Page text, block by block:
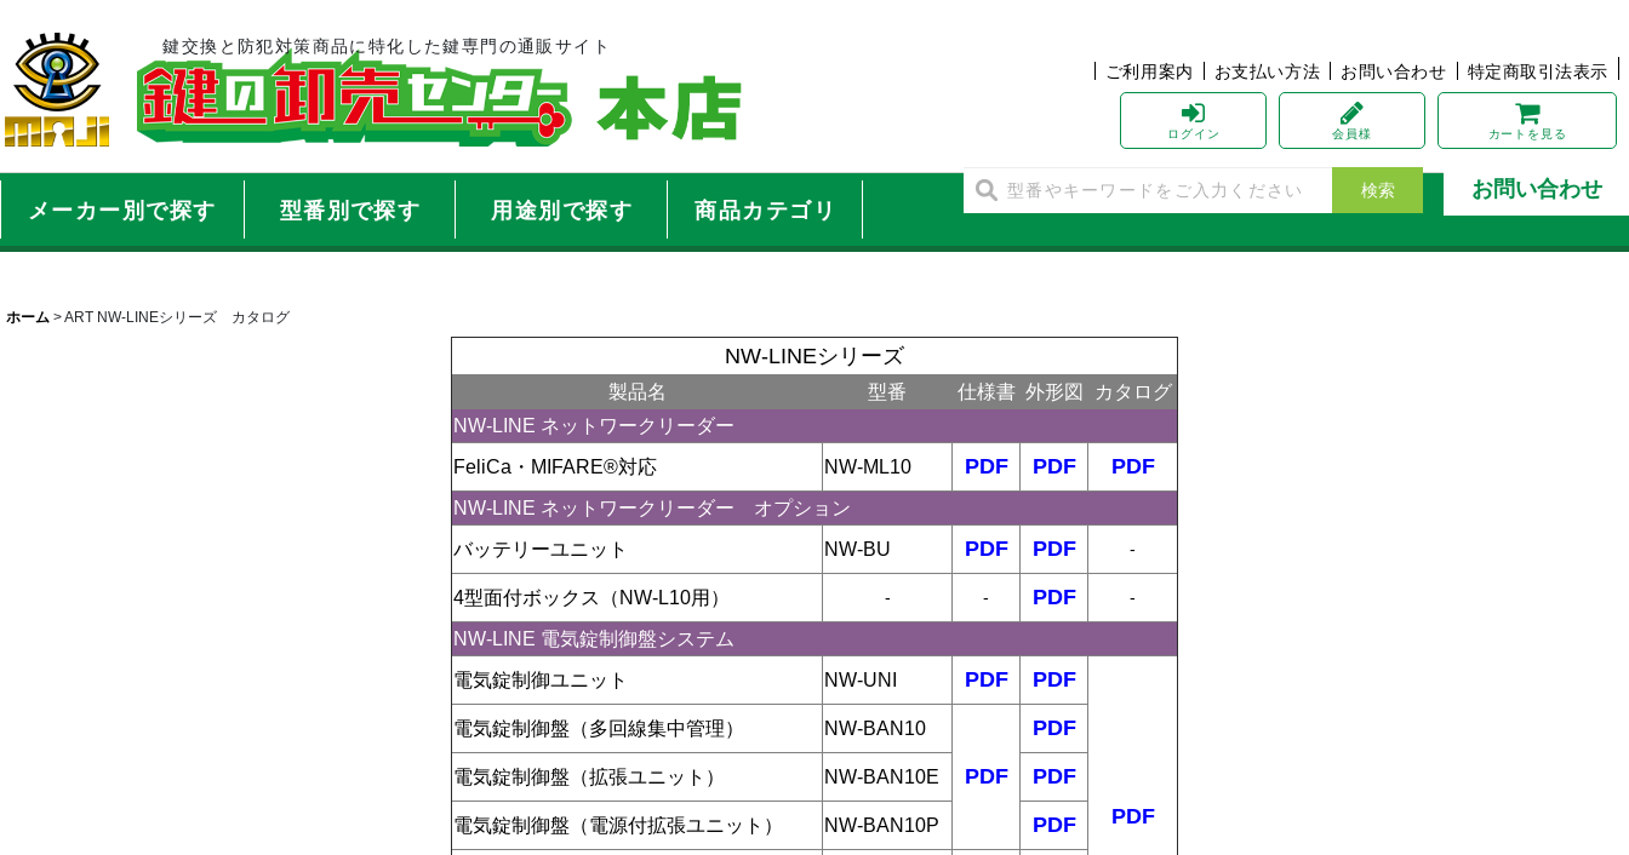
ご利用案内 お支払い方法 お問い合わせ 特定商取引法表示
鍵交換と防犯対策商品に特化した鍵専門の通販サイト
ログイン 会員様 カート を見る
お問い合わせ
メーカー別で探す
型番別で探す 用途別で探す 商品カテゴリ
ホーム >ART NW-LINEシリーズ カタログ
NW-LINEシリーズ
製品名 型番 仕様書 外形図
カタログ
NW-LINE ネットワークリーダー
FeliCa・MIFARE®対応
NW-ML10 PDF PDF PDF
NW-LINE ネットワークリーダー オプション
バッテリーユニット
NW-BU PDF PDF -
4型面付ボックス（NW-L10用） - - PDF -
NW-LINE 電気錠制御盤システム
電気錠制御ユニット
NW-UNI PDF PDF
PDF
電気錠制御盤（多回線集中管理） NW-BAN10
PDF
PDF
電気錠制御盤（拡張ユニット） NW-BAN10E PDF
電気錠制御盤（電源付拡張ユニット） NW-BAN10P PDF